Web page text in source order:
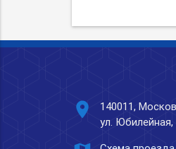
place
140011,
ул.